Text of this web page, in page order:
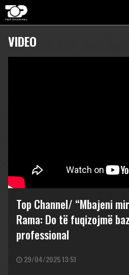
VIDEO
Top Channel/ “Mbajeni
Rama: Do të fuqizojmë
professional
29/04/2025 13:51